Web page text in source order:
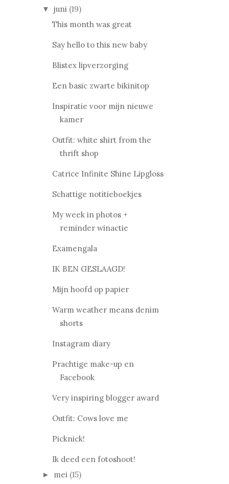
▼ juni (19)
This month was great
Say hello to this new baby
Blistex lipverzorging
Een basic zwarte bikinitop
Inspiratie voor mijn nieuwe
kamer
Outfit: white shirt from the
thrift shop
Catrice Infinite Shine Lipgloss
Schattige notitieboekjes
My week in photos +
reminder winactie
Examengala
IK BEN GESLAAGD!
Mijn hoofd op papier
Warm weather means denim
shorts
Instagram diary
Prachtige make-up en
Facebook
Very inspiring blogger award
Outfit: Cows love me
Picknick!
Ik deed een fotoshoot!
► mei (15)